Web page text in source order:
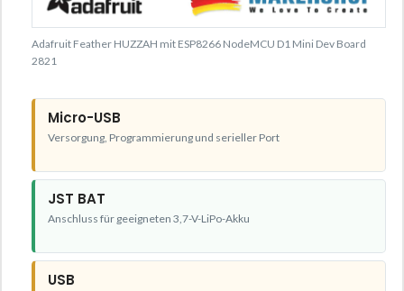
Adafruit Feather HUZZAH mit ESP8266 NodeMCU D1 Mini Dev Board
2821
Micro-USB
Versorgung, Programmierung und serieller Port
JST BAT
Anschluss für geeigneten 3,7-V-LiPo-Akku
USB